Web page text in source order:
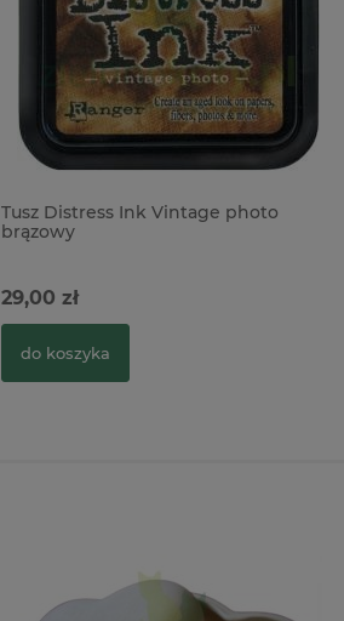
Tusz Distress Ink Vintage photo
brązowy
29,00 zł
do koszyka